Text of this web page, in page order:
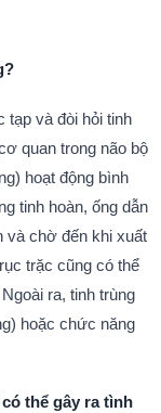
tạp và đòi hỏi tinh
quan trong não bộ
hoạt động bình
tinh hoàn, ống dẫn
và chờ đến khi xuất
trặc cũng có thể
ra, tinh trùng
hoặc chức năng
thể gây ra tình